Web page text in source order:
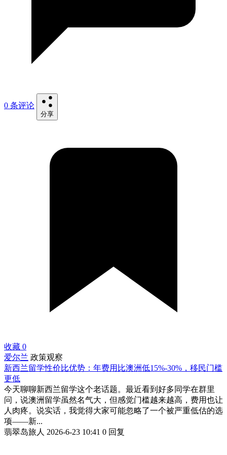
0 条评论
分享
收藏 0
爱尔兰 政策观察
新西兰留学性价比优势：年费用比澳洲低15%-30%，移民门槛
更低
今天聊聊新西兰留学这个老话题。最近看到好多同学在群里
问，说澳洲留学虽然名气大，但感觉门槛越来越高，费用也让
人肉疼。说实话，我觉得大家可能忽略了一个被严重低估的选
项——新...
翡翠岛旅人 2026-6-23 10:41 0 回复